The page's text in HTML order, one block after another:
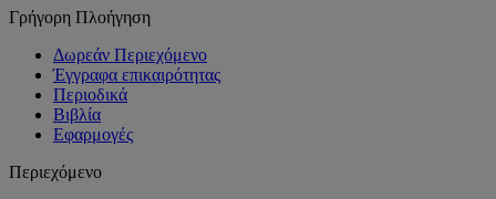
Γρήγορη Πλοήγηση
Δωρεάν Περιεχόμενο
Έγγραφα επικαιρότητας
Περιοδικά
Βιβλία
Εφαρμογές
Περιεχόμενο